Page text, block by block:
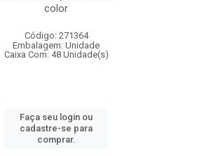
color
Código: 271364
Embalagem: Unidade
Caixa Com: 48 Unidade(s)
Faça seu login ou
cadastre-se para
comprar.